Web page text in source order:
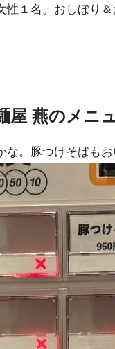
性１名。おしぼり
屋 燕のメニ
な。豚つけそばも